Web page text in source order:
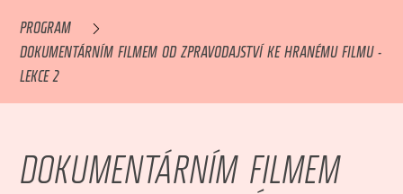
PROGRAM
DOKUMENTÁRNÍM FILMEM OD ZPRAVODAJSTVÍ KE HRANÉMU FILMU -
LEKCE 2
DOKUMENTÁRNÍM FILMEM